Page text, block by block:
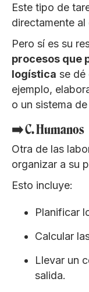
Este tipo de
directamente al
Pero sí es su
procesos que
logística se dé
ejemplo,
o un sistema
➡️ C. Humanos
Otra de las
organizar a su
Esto incluye:
Planificar
Calcular
Llevar un
salida.